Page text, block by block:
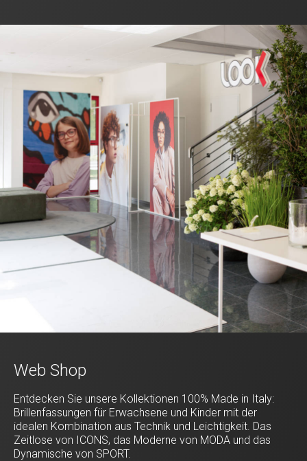
Web Shop
Entdecken Sie unsere Kollektionen 100% Made in Italy:
Brillenfassungen für Erwachsene und Kinder mit der
idealen Kombination aus Technik und Leichtigkeit. Das
Zeitlose von ICONS, das Moderne von MODA und das
Dynamische von SPORT.